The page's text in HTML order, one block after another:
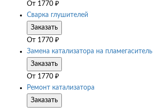
От 1770 ₽
Сварка глушителей
Заказать
От 1770 ₽
Замена катализатора на пламегаситель
Заказать
От 1770 ₽
Ремонт катализатора
Заказать